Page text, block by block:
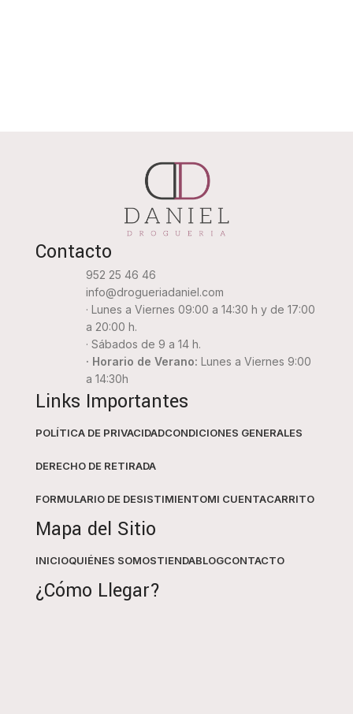
Contacto
952 25 46 46
info@drogueriadaniel.com
· Lunes a Viernes 09:00 a 14:30 h y de 17:00
a 20:00 h.
· Sábados de 9 a 14 h.
· Horario de Verano: Lunes a Viernes 9:00
a 14:30h
Links Importantes
POLÍTICA DE PRIVACIDADCONDICIONES GENERALES
DERECHO DE RETIRADA
FORMULARIO DE DESISTIMIENTOMI CUENTACARRITO
Mapa del Sitio
INICIOQUIÉNES SOMOSTIENDABLOGCONTACTO
¿Cómo Llegar?